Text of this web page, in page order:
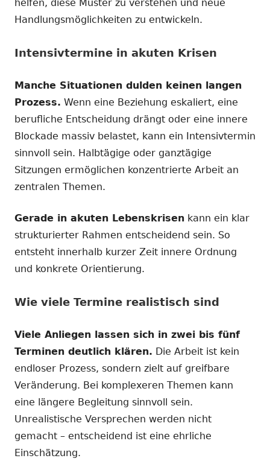
helfen, diese Muster zu verstehen und neue
Handlungsmöglichkeiten zu entwickeln.
Intensivtermine in akuten Krisen
Manche Situationen dulden keinen langen
Prozess. Wenn eine Beziehung eskaliert, eine
berufliche Entscheidung drängt oder eine innere
Blockade massiv belastet, kann ein Intensivtermin
sinnvoll sein. Halbtägige oder ganztägige
Sitzungen ermöglichen konzentrierte Arbeit an
zentralen Themen.
Gerade in akuten Lebenskrisen kann ein klar
strukturierter Rahmen entscheidend sein. So
entsteht innerhalb kurzer Zeit innere Ordnung
und konkrete Orientierung.
Wie viele Termine realistisch sind
Viele Anliegen lassen sich in zwei bis fünf
Terminen deutlich klären. Die Arbeit ist kein
endloser Prozess, sondern zielt auf greifbare
Veränderung. Bei komplexeren Themen kann
eine längere Begleitung sinnvoll sein.
Unrealistische Versprechen werden nicht
gemacht – entscheidend ist eine ehrliche
Einschätzung.